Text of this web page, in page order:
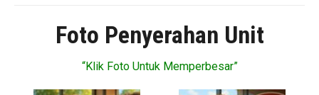
Foto Penyerahan Unit
“Klik Foto Untuk Memperbesar”